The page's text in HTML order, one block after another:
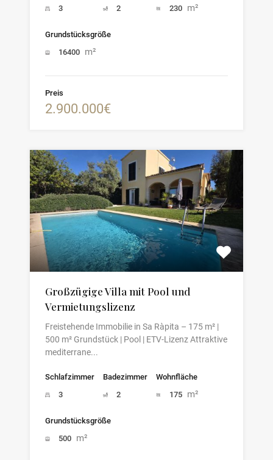
3
2
230 m²
Grundstücksgröße
16400 m²
Preis
2.900.000€
Großzügige Villa mit Pool und
Vermietungslizenz
Freistehende Immobilie in Sa Ràpita – 175 m² |
500 m² Grundstück | Pool | ETV-Lizenz Attraktive
mediterrane...
Schlafzimmer
3
Badezimmer
2
Wohnfläche
175 m²
Grundstücksgröße
500 m²